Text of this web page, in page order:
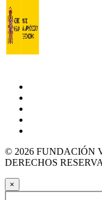
© 2026 FUNDACIÓN
DERECHOS
×